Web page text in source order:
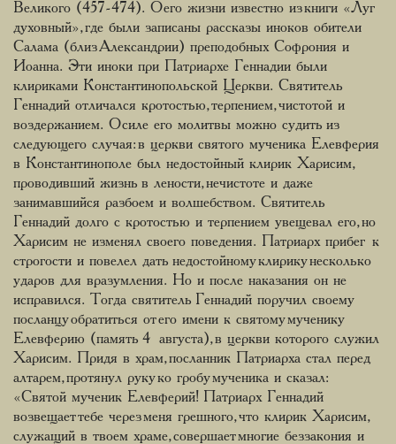
Великого (457-474). О его жизни известно из книги «Луг
духовный», где были записаны рассказы иноков обители
Салама (близ Александрии) преподобных Софрония и
Иоанна. Эти иноки при Патриархе Геннадии были
клириками Константинопольской Церкви. Святитель
Геннадий отличался кротостью, терпением, чистотой и
воздержанием. О силе его молитвы можно судить из
следующего случая: в церкви святого мученика Елевферия
в Константинополе был недостойный клирик Харисим,
проводивший жизнь в лености, нечистоте и даже
занимавшийся разбоем и волшебством. Святитель
Геннадий долго с кротостью и терпением увещевал его, но
Харисим не изменял своего поведения. Патриарх прибег к
строгости и повелел дать недостойному клирику несколько
ударов для вразумления. Но и после наказания он не
исправился. Тогда святитель Геннадий поручил своему
посланцу обратиться от его имени к святому мученику
Елевферию (память 4 августа), в церкви которого служил
Харисим. Придя в храм, посланник Патриарха стал перед
алтарем, протянул руку ко гробу мученика и сказал:
«Святой мученик Елевферий! Патриарх Геннадий
возвещает тебе через меня грешного, что клирик Харисим,
служащий в твоем храме, совершает многие беззакония и